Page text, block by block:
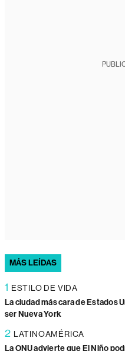
MÁS LEÍDAS
1 ESTILO DE VIDA
La ciudad más cara de Estados
ser Nueva York
2 LATINOAMÉRICA
La ONU advierte que El Niño